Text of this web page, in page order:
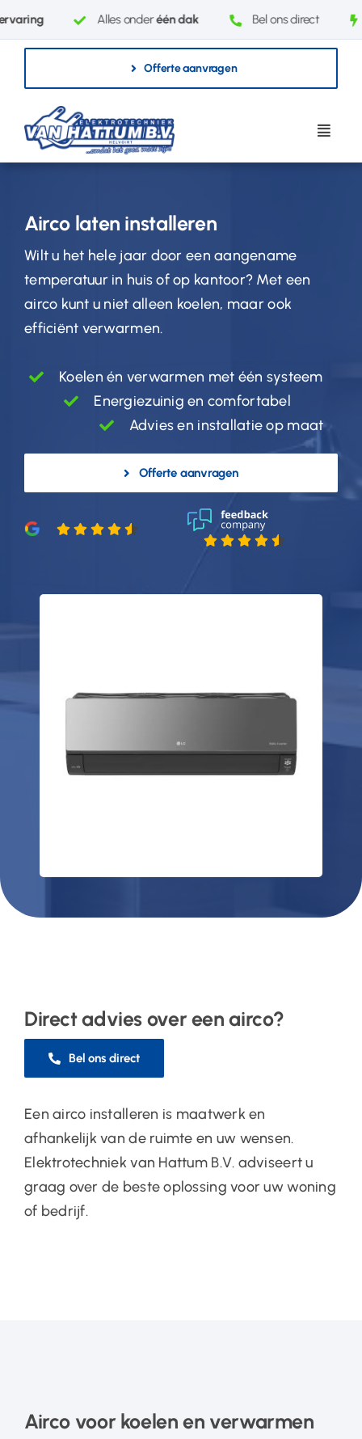
naar
Alles onderéén dak Bel ons direct
Offerte aanvragen
Airco laten installeren
Wilt u het hele jaar door een aangename
temperatuur in huis of op kantoor? Met een
airco kunt u niet alleen koelen, maar ook
efficiënt verwarmen.
Koelen én verwarmen met één systeem
Energiezuinig en comfortabel
Advies en installatie op maat
Offerte aanvragen
Direct advies over een airco?
Bel ons direct
Een airco installeren is maatwerk en
afhankelijk van de ruimte en uw wensen.
Elektrotechniek van Hattum B.V. adviseert u
graag over de beste oplossing voor uw woning
of bedrijf.
Airco voor koelen en verwarmen